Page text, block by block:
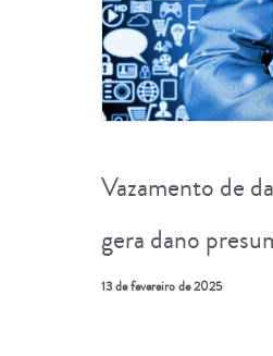
Vazamento de
gera dano
13 de fevereiro de 2025